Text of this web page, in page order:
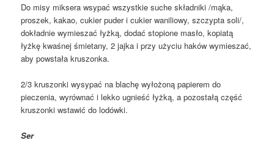
Do misy miksera wsypać wszystkie suche składniki /mąka,
proszek, kakao, cukier puder i cukier waniliowy, szczypta soli/,
dokładnie wymieszać łyżką, dodać stopione masło, kopiatą
łyżkę kwaśnej śmietany, 2 jajka i przy użyciu haków wymieszać,
aby powstała kruszonka.
2/3 kruszonki wysypać na blachę wyłożoną papierem do
pieczenia, wyrównać i lekko ugnieść łyżką, a pozostałą część
kruszonki wstawić do lodówki.
Ser